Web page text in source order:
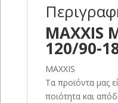
MAXXIS
120/90-
MAXXIS
Τα προϊόντα μας
ποιότητα και